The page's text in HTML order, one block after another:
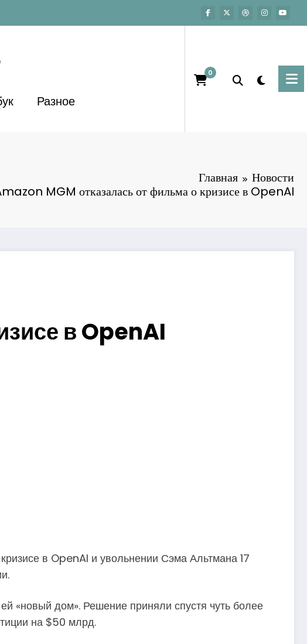
Разное
0
Главная
Новости
MGM отказалась от фильма о кризисе в OpenAI
в OpenAI
в OpenAI и увольнении Сэма Альтмана 17
«новый дом». Решение приняли спустя чуть более
на $50 млрд.